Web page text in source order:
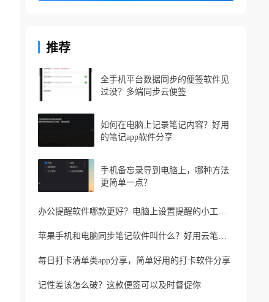
推荐
全手机平台数据同步的便签软件见
过没？多端同步云便签
如何在电脑上记录笔记内容？好用
的笔记app软件分享
手机备忘录导到电脑上，哪种方法
更简单一点？
办公提醒软件哪款更好？电脑上设置提醒的小工具推荐
苹果手机和电脑同步笔记软件叫什么？好用云笔记软件分享
每日打卡清单类app分享，简单好用的打卡软件分享
记性差该怎么破？这款便签可以及时督促你